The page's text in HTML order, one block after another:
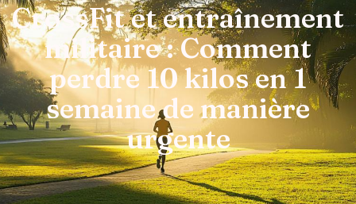
CrossFit et entraînement
militaire : Comment
perdre 10 kilos en 1
semaine de manière
urgente